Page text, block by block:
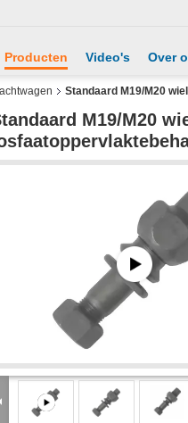
Producten Video's Over
Standaard M19/M20
M19/M20